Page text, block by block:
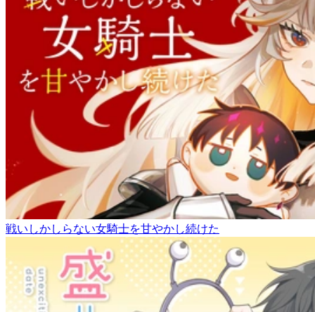
戦いしかしらない女騎士を甘やかし続けた